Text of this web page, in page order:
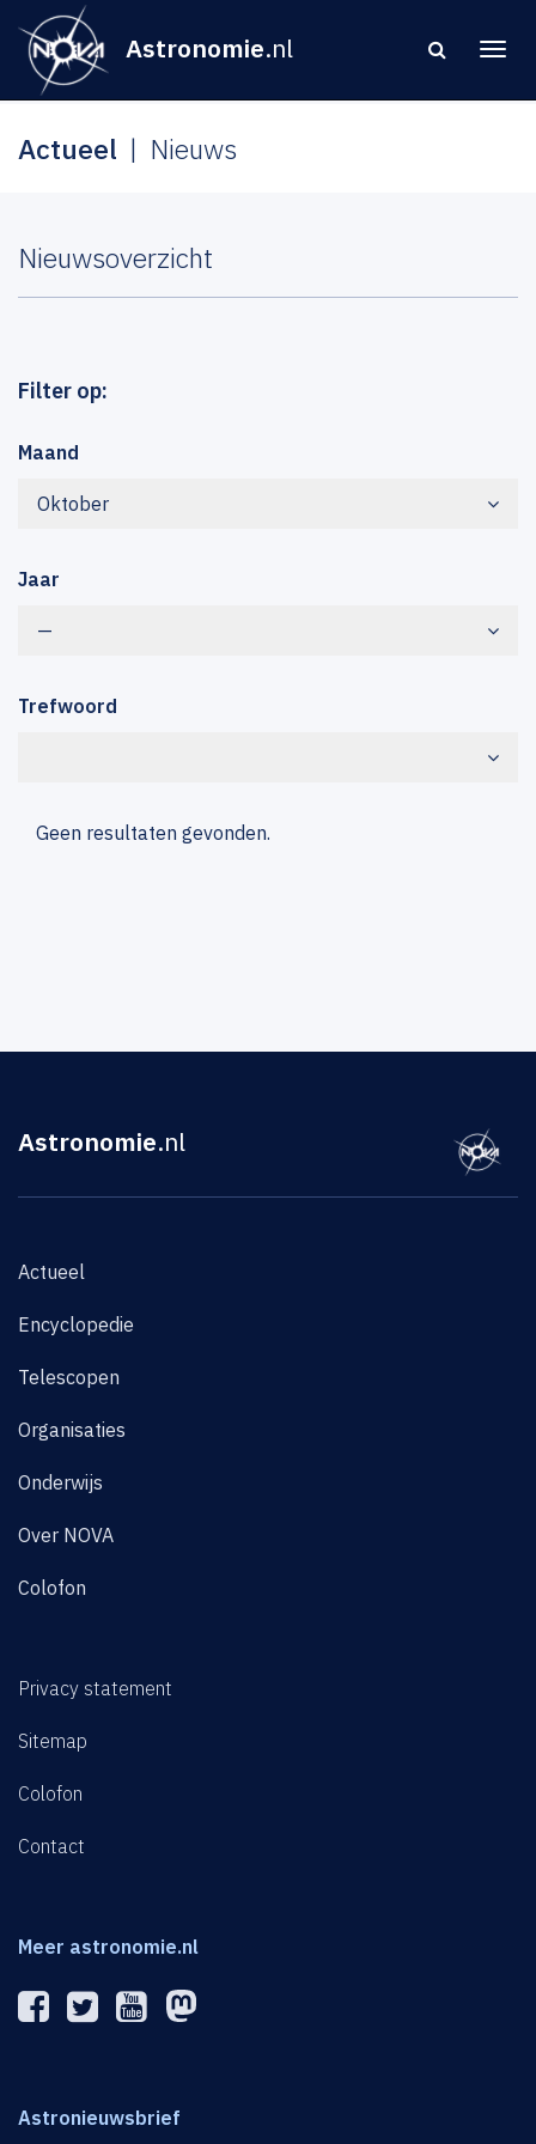
Astronomie.nl
Actueel Nieuws
Nieuwsoverzicht
Filter op:
Maand
Oktober
Jaar
—
Trefwoord
Geen resultaten gevonden.
Astronomie.nl
Actueel
Encyclopedie
Telescopen
Organisaties
Onderwijs
Over NOVA
Colofon
Privacy statement
Sitemap
Colofon
Contact
Meer astronomie.nl
Astronieuwsbrief